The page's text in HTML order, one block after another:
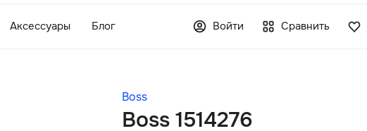
Аксессуары Блог Войти Сравнить
Boss
Boss 1514276